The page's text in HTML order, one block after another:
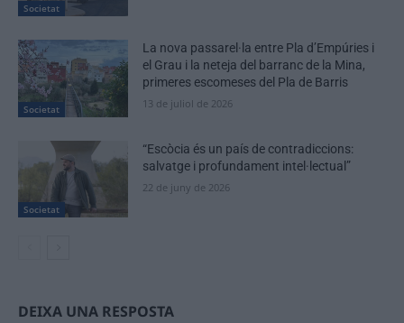
Societat
Societat
La nova passarel·la entre Pla d’Empúries i
el Grau i la neteja del barranc de la Mina,
primeres escomeses del Pla de Barris
13 de juliol de 2026
Societat
“Escòcia és un país de contradiccions:
salvatge i profundament intel·lectual”
22 de juny de 2026
DEIXA UNA RESPOSTA